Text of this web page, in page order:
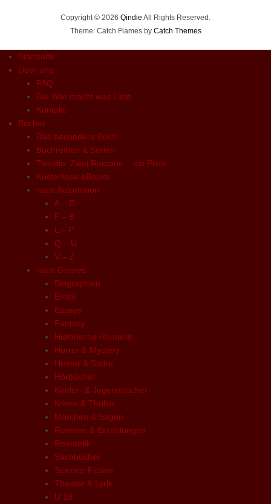
Copyright © 2026 Qindie All Rights Reserved.
Theme: Catch Flames by Catch Themes
Startseite
Über uns
FAQ
Die Wer macht was Liste
Kontakt
Bücher
Das besondere Buch
Buchreihen & Serien
Twindie: Zwei Romane – ein Preis
Kostenlose eBooks
nach AutorInnen
A – E
F – K
L – P
Q – U
V – Z
nach Genres
Biographien
Erotik
Essays
Fantasy
Historische Romane
Horror & Mystery
Humor & Satire
Hörbücher
Kinder- & Jugendbücher
Krimis & Thriller
Märchen & Sagen
Romane & Erzählungen
Romantik
Sachbücher
Science-Fiction
Theater & Lyrik
U 18